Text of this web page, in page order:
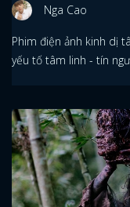
Nga Cao
Phim điện ảnh kinh dị
yếu tố tâm linh - tín